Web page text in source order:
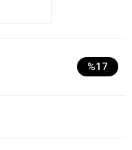
%17